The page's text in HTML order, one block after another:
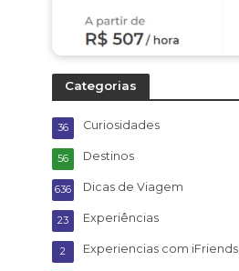
Categorias
Curiosidades
36
Destinos
56
Dicas de Viagem
636
Experiências
23
Experiencias com iFriends
2